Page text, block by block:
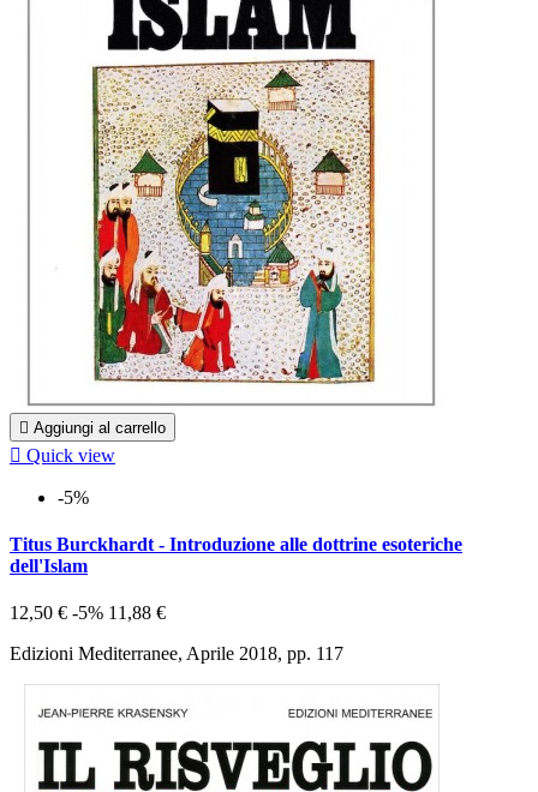
 Aggiungi al carrello
 Quick view
-5%
Titus Burckhardt - Introduzione alle dottrine esoteriche
dell'Islam
12,50 € -5% 11,88 €
Edizioni Mediterranee, Aprile 2018, pp. 117